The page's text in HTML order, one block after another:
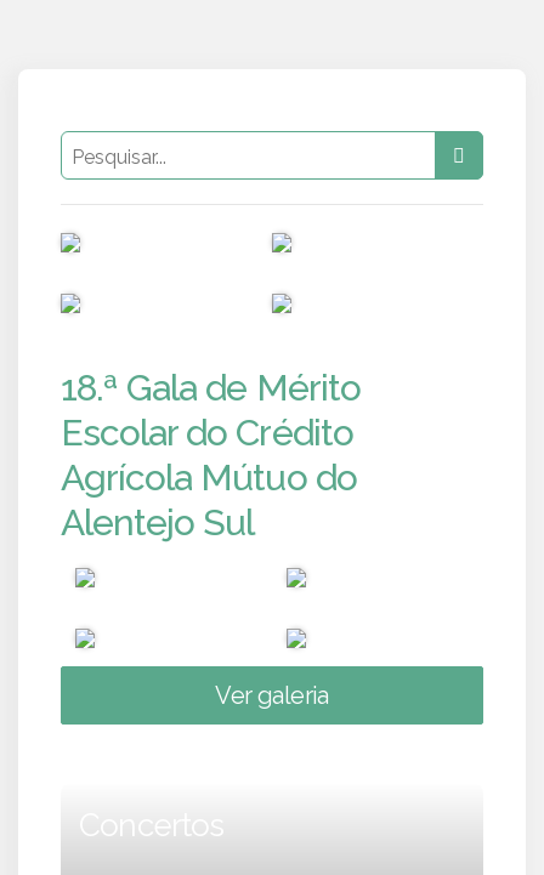
18.ª Gala de Mérito
Escolar do Crédito
Agrícola Mútuo do
Alentejo Sul
Ver galeria
Concertos